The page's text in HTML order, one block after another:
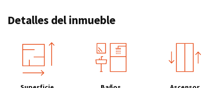
Detalles del inmueble